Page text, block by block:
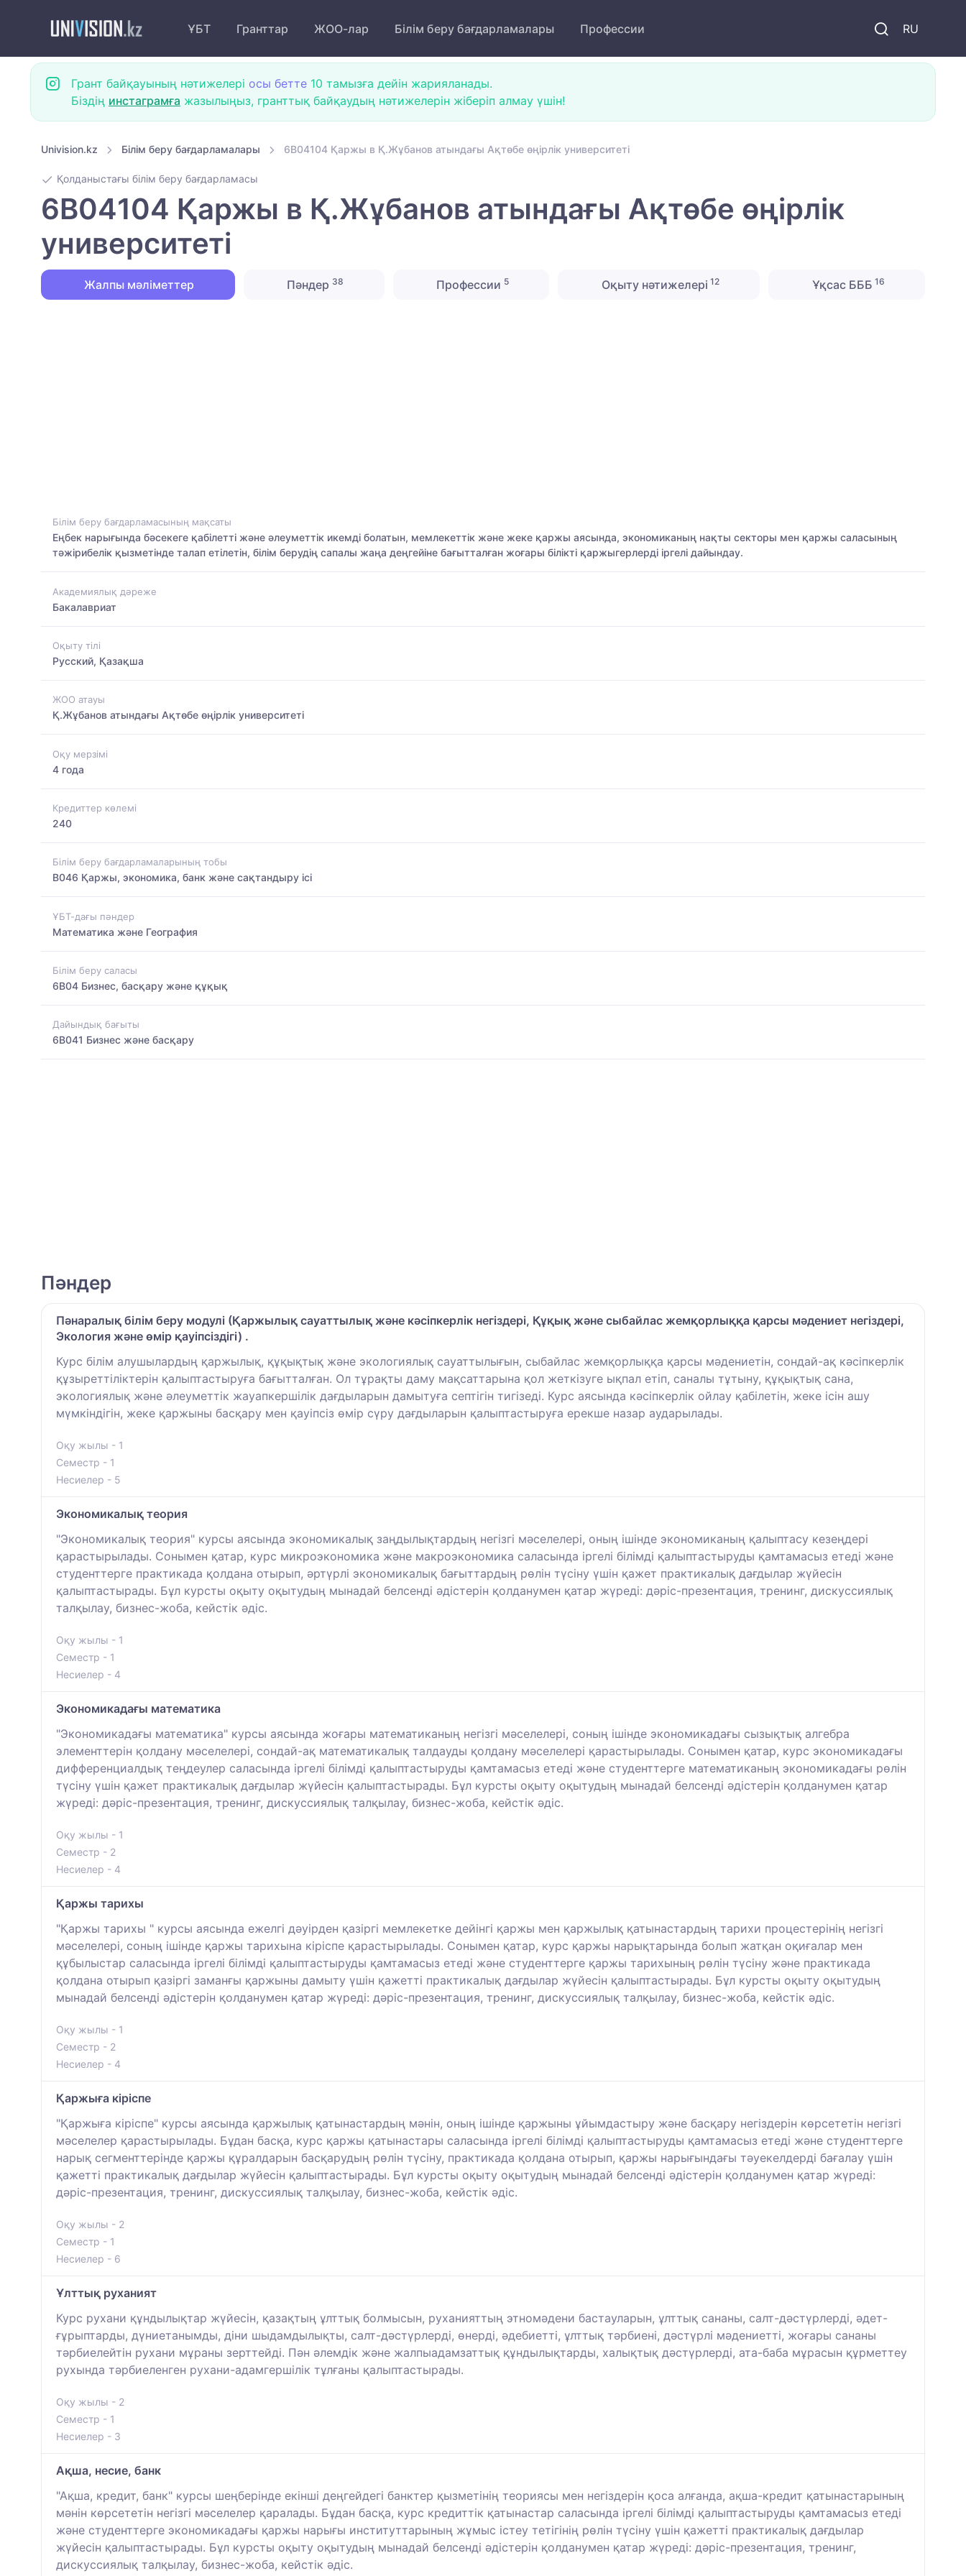
RU
ҰБТ Гранттар ЖОО-лар Білім беру бағдарламалары Профессии
Грант байқауының нәтижелері осы бетте 10 тамызға дейін жарияланады.
Біздің инстаграмға жазылыңыз, гранттық байқаудың нәтижелерін жіберіп алмау үшін!
Univision.kz Білім беру бағдарламалары 6B04104 Қаржы в Қ.Жұбанов атындағы Ақтөбе өңірлік университеті
Қолданыстағы білім беру бағдарламасы
6B04104 Қаржы в Қ.Жұбанов атындағы Ақтөбе өңірлік
университеті
Жалпы мәліметтер Пәндер 38 Профессии 5 Оқыту нәтижелері 12 Ұқсас БББ 16
Білім беру бағдарламасының мақсаты
Еңбек нарығында бәсекеге қабілетті және әлеуметтік икемді болатын, мемлекеттік және жеке қаржы аясында, экономиканың нақты секторы мен қаржы саласының
тәжірибелік қызметінде талап етілетін, білім берудің сапалы жаңа деңгейіне бағытталған жоғары білікті қаржыгерлерді іргелі дайындау.
Академиялық дәреже
Бакалавриат
Оқыту тілі
Русский, Қазақша
ЖОО атауы
Қ.Жұбанов атындағы Ақтөбе өңірлік университеті
Оқу мерзімі
4 года
Кредиттер көлемі
240
Білім беру бағдарламаларының тобы
B046 Қаржы, экономика, банк және сақтандыру ісі
ҰБТ-дағы пәндер
Математика және География
Білім беру саласы
6B04 Бизнес, басқару және құқық
Дайындық бағыты
6B041 Бизнес және басқару
Пәндер
Пәнаралық білім беру модулі (Қаржылық сауаттылық және кәсіпкерлік негіздері, Құқық және сыбайлас жемқорлыққа қарсы мәдениет негіздері,
Экология және өмір қауіпсіздігі) .
Курс білім алушылардың қаржылық, құқықтық және экологиялық сауаттылығын, сыбайлас жемқорлыққа қарсы мәдениетін, сондай-ақ кәсіпкерлік
құзыреттіліктерін қалыптастыруға бағытталған. Ол тұрақты даму мақсаттарына қол жеткізуге ықпал етіп, саналы тұтыну, құқықтық сана,
экологиялық және әлеуметтік жауапкершілік дағдыларын дамытуға септігін тигізеді. Курс аясында кәсіпкерлік ойлау қабілетін, жеке ісін ашу
мүмкіндігін, жеке қаржыны басқару мен қауіпсіз өмір сүру дағдыларын қалыптастыруға ерекше назар аударылады.
Оқу жылы - 1
Семестр - 1
Несиелер - 5
Экономикалық теория
"Экономикалық теория" курсы аясында экономикалық заңдылықтардың негізгі мәселелері, оның ішінде экономиканың қалыптасу кезеңдері
қарастырылады. Сонымен қатар, курс микроэкономика және макроэкономика саласында іргелі білімді қалыптастыруды қамтамасыз етеді және
студенттерге практикада қолдана отырып, әртүрлі экономикалық бағыттардың рөлін түсіну үшін қажет практикалық дағдылар жүйесін
қалыптастырады. Бұл курсты оқыту оқытудың мынадай белсенді әдістерін қолданумен қатар жүреді: дәріс-презентация, тренинг, дискуссиялық
талқылау, бизнес-жоба, кейстік әдіс.
Оқу жылы - 1
Семестр - 1
Несиелер - 4
Экономикадағы математика
"Экономикадағы математика" курсы аясында жоғары математиканың негізгі мәселелері, соның ішінде экономикадағы сызықтық алгебра
элементтерін қолдану мәселелері, сондай-ақ математикалық талдауды қолдану мәселелері қарастырылады. Сонымен қатар, курс экономикадағы
дифференциалдық теңдеулер саласында іргелі білімді қалыптастыруды қамтамасыз етеді және студенттерге математиканың экономикадағы рөлін
түсіну үшін қажет практикалық дағдылар жүйесін қалыптастырады. Бұл курсты оқыту оқытудың мынадай белсенді әдістерін қолданумен қатар
жүреді: дәріс-презентация, тренинг, дискуссиялық талқылау, бизнес-жоба, кейстік әдіс.
Оқу жылы - 1
Семестр - 2
Несиелер - 4
Қаржы тарихы
"Қаржы тарихы " курсы аясында ежелгі дәуірден қазіргі мемлекетке дейінгі қаржы мен қаржылық қатынастардың тарихи процестерінің негізгі
мәселелері, соның ішінде қаржы тарихына кіріспе қарастырылады. Сонымен қатар, курс қаржы нарықтарында болып жатқан оқиғалар мен
құбылыстар саласында іргелі білімді қалыптастыруды қамтамасыз етеді және студенттерге қаржы тарихының рөлін түсіну және практикада
қолдана отырып қазіргі заманғы қаржыны дамыту үшін қажетті практикалық дағдылар жүйесін қалыптастырады. Бұл курсты оқыту оқытудың
мынадай белсенді әдістерін қолданумен қатар жүреді: дәріс-презентация, тренинг, дискуссиялық талқылау, бизнес-жоба, кейстік әдіс.
Оқу жылы - 1
Семестр - 2
Несиелер - 4
Қаржыға кіріспе
"Қаржыға кіріспе" курсы аясында қаржылық қатынастардың мәнін, оның ішінде қаржыны ұйымдастыру және басқару негіздерін көрсететін негізгі
мәселелер қарастырылады. Бұдан басқа, курс қаржы қатынастары саласында іргелі білімді қалыптастыруды қамтамасыз етеді және студенттерге
нарық сегменттерінде қаржы құралдарын басқарудың рөлін түсіну, практикада қолдана отырып, қаржы нарығындағы тәуекелдерді бағалау үшін
қажетті практикалық дағдылар жүйесін қалыптастырады. Бұл курсты оқыту оқытудың мынадай белсенді әдістерін қолданумен қатар жүреді:
дәріс-презентация, тренинг, дискуссиялық талқылау, бизнес-жоба, кейстік әдіс.
Оқу жылы - 2
Семестр - 1
Несиелер - 6
Ұлттық руханият
Курс рухани құндылықтар жүйесін, қазақтың ұлттық болмысын, руханияттың этномәдени бастауларын, ұлттық сананы, салт-дәстүрлерді, әдет-
ғұрыптарды, дүниетанымды, діни шыдамдылықты, салт-дәстүрлерді, өнерді, әдебиетті, ұлттық тәрбиені, дәстүрлі мәдениетті, жоғары сананы
тәрбиелейтін рухани мұраны зерттейді. Пән әлемдік және жалпыадамзаттық құндылықтарды, халықтық дәстүрлерді, ата-баба мұрасын құрметтеу
рухында тәрбиеленген рухани-адамгершілік тұлғаны қалыптастырады.
Оқу жылы - 2
Семестр - 1
Несиелер - 3
Ақша, несие, банк
"Ақша, кредит, банк" курсы шеңберінде екінші деңгейдегі банктер қызметінің теориясы мен негіздерін қоса алғанда, ақша-кредит қатынастарының
мәнін көрсететін негізгі мәселелер қаралады. Бұдан басқа, курс кредиттік қатынастар саласында іргелі білімді қалыптастыруды қамтамасыз етеді
және студенттерге экономикадағы қаржы нарығы институттарының жұмыс істеу тетігінің рөлін түсіну үшін қажетті практикалық дағдылар
жүйесін қалыптастырады. Бұл курсты оқыту оқытудың мынадай белсенді әдістерін қолданумен қатар жүреді: дәріс-презентация, тренинг,
дискуссиялық талқылау, бизнес-жоба, кейстік әдіс.